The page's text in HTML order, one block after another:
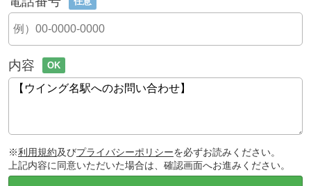
内容 OK
※利用規約及びプライバシーポリシーを必ずお読みください。
上記内容に同意いただいた場合は、確認画面へお進みください。